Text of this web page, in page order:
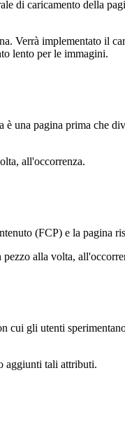
di caricamento della
Verrà implementato il
lento per le immagini.
una pagina prima che
all'occorrenza.
(FCP) e la pagina
pezzo alla volta,
cui gli utenti
aggiunti tali attributi.